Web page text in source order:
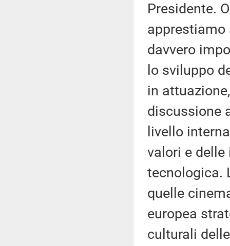
Presidente.
apprestiamo
davvero
lo sviluppo
in
discussione
livello
valori e
tecnologica.
quelle
europea
culturali